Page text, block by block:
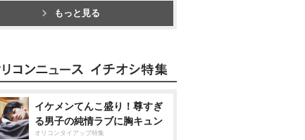
もっと見る
イケメンてんこ盛り！尊すぎ
る男子の純情ラブに胸キュン
オリコンタイアップ特集